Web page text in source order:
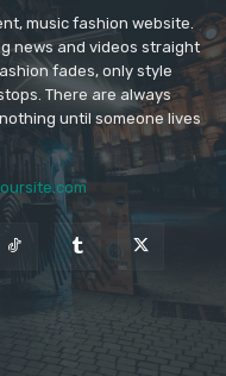
music fashion website.
news and videos straight
fades, only style
There are always
until someone lives